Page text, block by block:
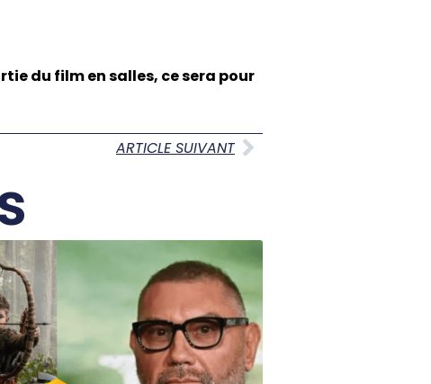
du film en salles, ce sera pour
ARTICLE SUIVANT